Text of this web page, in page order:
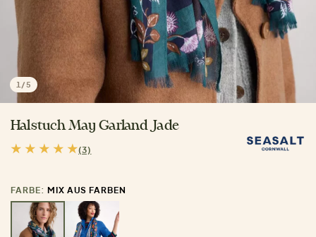
1 /5
Halstuch May Garland Jade
(3)
FARBE: MIX AUS FARBEN